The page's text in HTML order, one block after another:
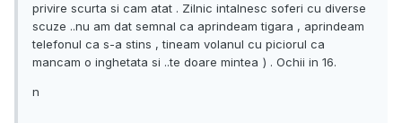
privire scurta si cam atat . Zilnic intalnesc soferi cu diverse
scuze ..nu am dat semnal ca aprindeam tigara , aprindeam
telefonul ca s-a stins , tineam volanul cu piciorul ca
mancam o inghetata si ..te doare mintea ) . Ochii in 16.
n